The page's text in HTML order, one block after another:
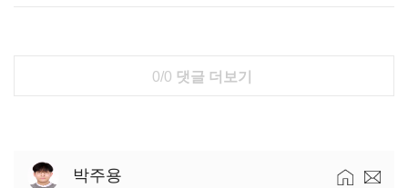
0/0 댓글 더보기
박주용